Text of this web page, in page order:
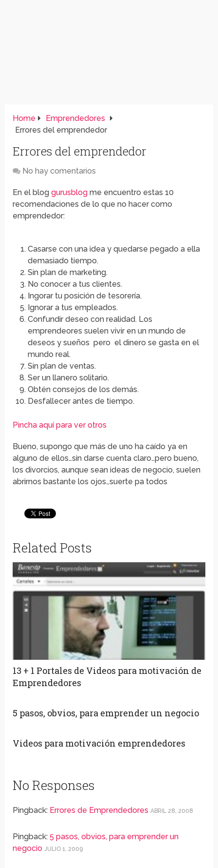
Home
Emprendedores
Errores del emprendedor
Errores del emprendedor
No hay comentarios
En el bloggurusblogme encuentro estas 10
recomendaciones de lo que no hacer como
emprendedor:
Casarse con una idea y quedarse pegado a ella
demasiado tiempo.
Sin plan de marketing.
No conocer a tus clientes.
Ingorar tu posición de tesorería.
Ignorar a tus empleados.
Confundir deseo con realidad. Los
emprendeores suelen vivir en un mundo de
deseos y sueños pero el dinero se gasta en el
mundo real.
Sin plan de ventas.
Ser un llanero solitario.
Obtén consejos de los demás.
Desfallecer antes de tiempo.
Pincha aquí para ver otros
Bueno, supongo que más de uno ha caído ya en
alguno de ellos…sin darse cuenta claro…pero bueno,
los divorcios, aunque sean ideas de negocio, suelen
abrirnos bastante los ojos…suerte pa todos
Related Posts
13 + 1 Portales de Videos para motivación de
Emprendedores
5 pasos, obvios, para emprender un negocio
Videos para motivación emprendedores
No Responses
Pingback: Errores de Emprendedores ABRIL 28, 2008
Pingback:5 pasos, obvios, para emprender un
negocio JULIO 1, 2009